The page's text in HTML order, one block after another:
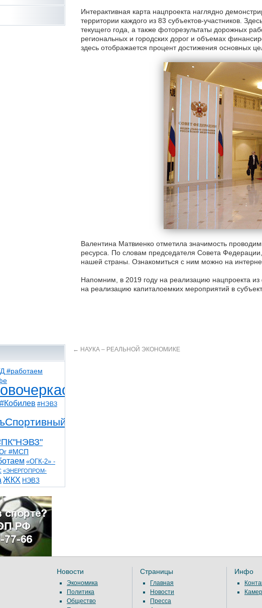
#работаем
#Кобилев #НЭВЗ
#МСП
«ОГК-2» -
«ЭНЕРГОПРОМ-
ЖКХ НЭВЗ
выборы
космос
пожар роща
Интерактивная карта нацпроекта наглядно
территории каждого из 83 субъектов-участников.
текущего года, а также фоторезультаты дорожных
региональных и городских дорог и объемах
здесь отображается процент достижения основных
Валентина Матвиенко отметила значимость
ресурса. По словам председателя Совета
нашей страны. Ознакомиться с ним можно на
Напомним, в 2019 году на реализацию нацпроекта
на реализацию капиталоемких мероприятий в
← НАУКА – РЕАЛЬНОЙ ЭКОНОМИКЕ
Новости
Экономика
Политика
Общество
Страницы
Главная
Новости
Пресса
Инфо